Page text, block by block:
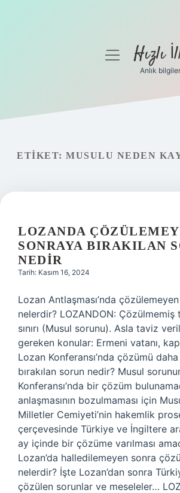
Gizlilik Politikası
menüyüHızlı
Anlık
ETIKET: MUSULU NEDEN
LOZANDA
SONRAYA BIRAKILAN
NEDIR
Tarih: Kasım 16, 2024
Lozan Antlaşması’nda
nelerdir? LOZANDON: Çözülmemiş
sınırı (Musul sorunu). Asla taviz
gereken konular: Ermeni vatanı,
Lozan Konferansı’nda çözümü
bırakılan sorun nedir? Musul
Konferansı’nda bir çözüm
anlaşmasının bozulmaması için
Milletler Cemiyeti’nin hakemlik
çerçevesinde Türkiye ve İngiltere
ay içinde bir çözüme varılması
Lozan’da halledilemeyen sonra
nelerdir? İşte Lozan’dan sonra
çözülen sorunlar ve meseleler…